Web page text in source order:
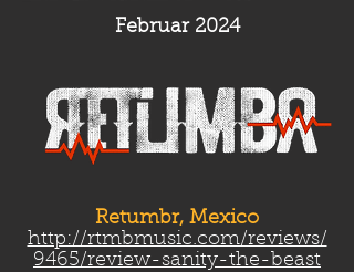
Februar 2024
Retumbr, Mexico
http://rtmbmusic.com/reviews/
9465/review-sanity-the-beast